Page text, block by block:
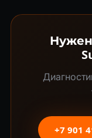
+7 901